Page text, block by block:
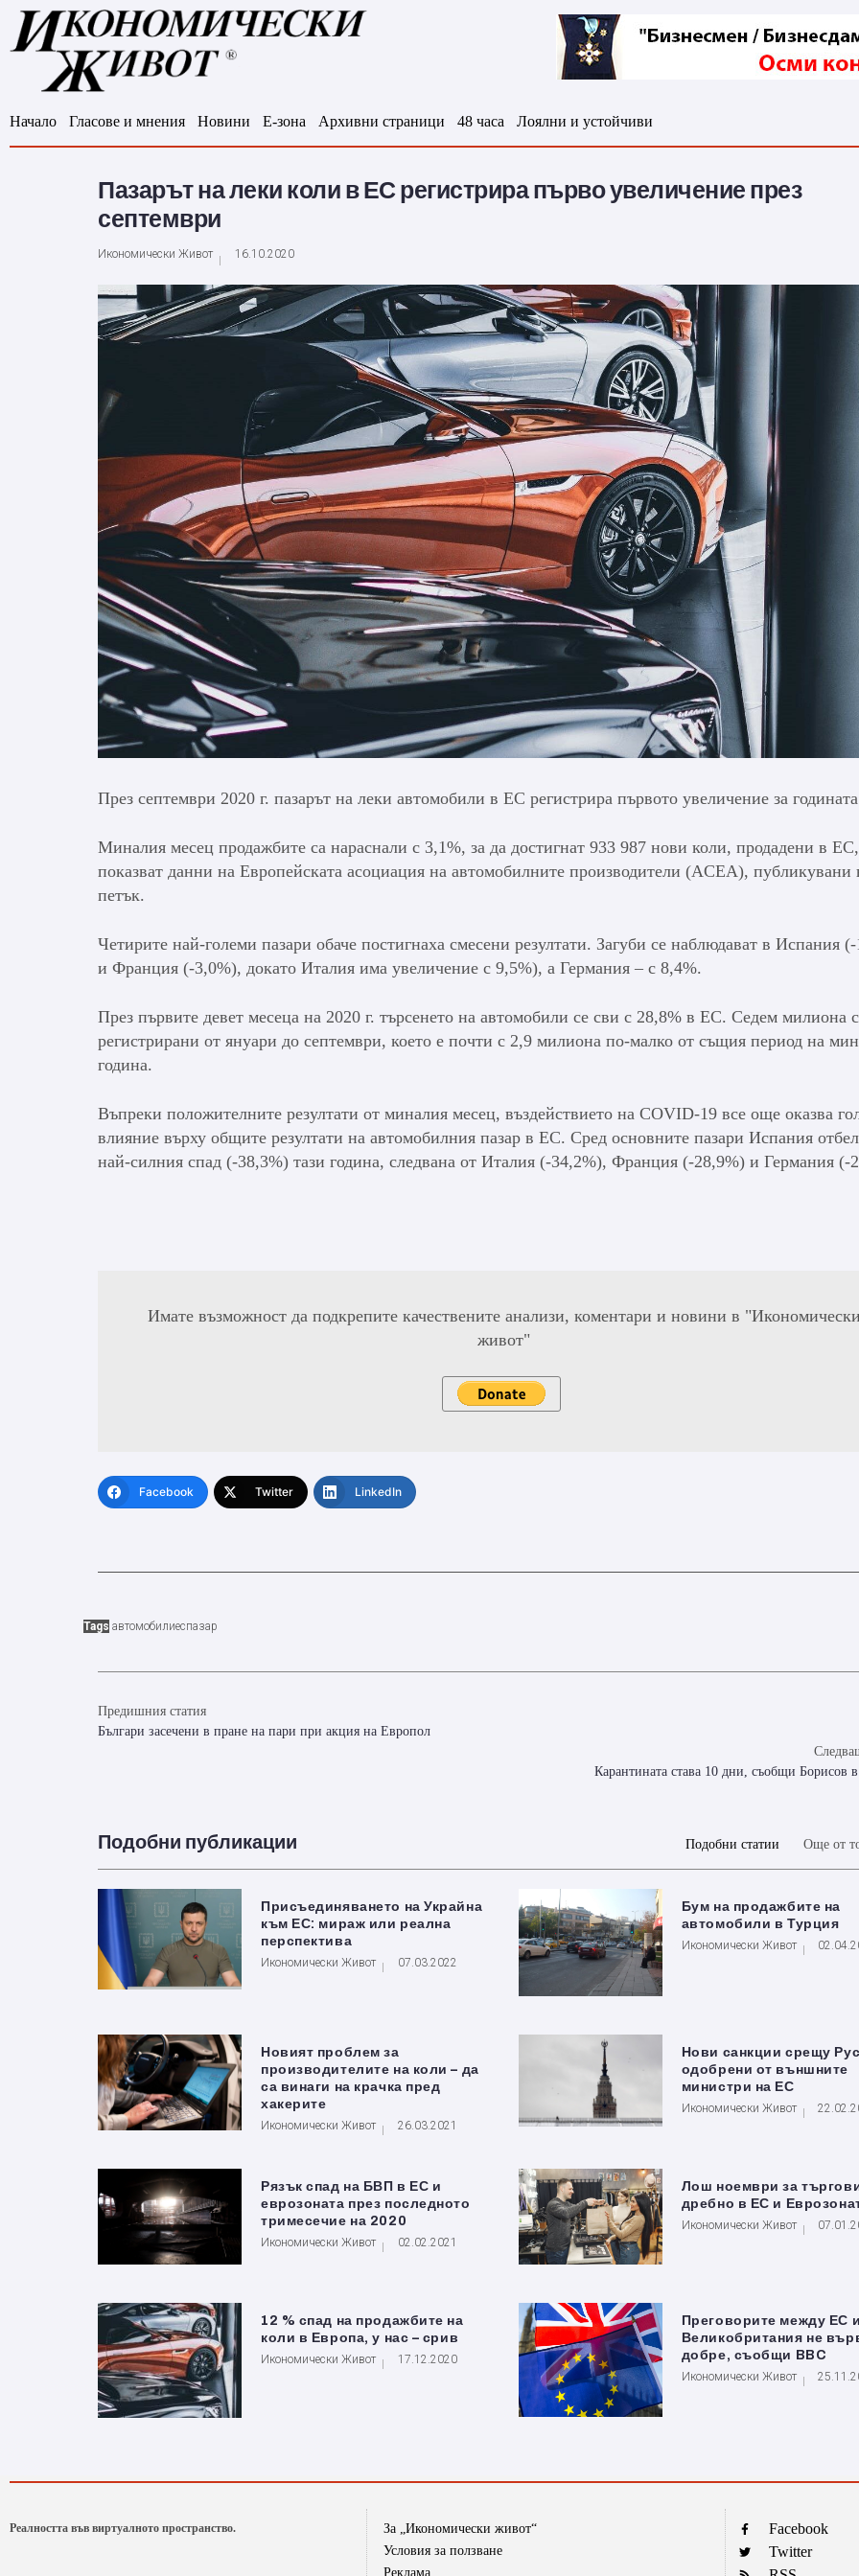
Начало Гласове и мнения Новини Е-зона Архивни страници 48 часа Лоялни и устойчиви
Пазарът на леки коли в ЕС регистрира първо увеличение през
септември
Икономически Живот 16.10.2020
През септември 2020 г. пазарът на леки автомобили в ЕС регистрира първото увеличение за
Миналия месец продажбите са нараснали с 3,1%, за да достигнат 933 987 нови коли, продадени в ЕС,
показват данни на Европейската асоциация на автомобилните производители (ACEA), публикувани
петък.
Четирите най-големи пазари обаче постигнаха смесени резултати. Загуби се наблюдават в Испания
и Франция (-3,0%), докато Италия има увеличение с 9,5%), а Германия – с 8,4%.
През първите девет месеца на 2020 г. търсенето на автомобили се сви с 28,8% в ЕС. Седем милиона
регистрирани от януари до септември, което е почти с 2,9 милиона по-малко от същия период на
година.
Въпреки положителните резултати от миналия месец, въздействието на COVID-19 все още оказва
влияние върху общите резултати на автомобилния пазар в ЕС. Сред основните пазари Испания
най-силния спад (-38,3%) тази година, следвана от Италия (-34,2%), Франция (-28,9%) и Германия (-
Имате възможност да подкрепите качествените анализи, коментари и новини в
живот"
Facebook Twitter LinkedIn
Tags автомобилиеспазар
Предишния статия
Българи засечени в пране на пари при акция на Европол
Карантината става 10 дни, съобщи Борисов
Подобни публикации Подобни статии Още от
Присъединяването на Украйна
към ЕС: мираж или реална
перспектива
Икономически Живот 07.03.2022
Бум на продажбите на
автомобили в Турция
Икономически Живот
Новият проблем за
производителите на коли – да
са винаги на крачка пред
хакерите
Икономически Живот 26.03.2021
Нови санкции срещу
одобрени от външните
министри на ЕС
Икономически Живот
Рязък спад на БВП в ЕС и
еврозоната през последното
тримесечие на 2020
Икономически Живот 02.02.2021
Лош ноември за
дребно в ЕС и
Икономически Живот
12 % спад на продажбите на
коли в Европа, у нас – срив
Икономически Живот 17.12.2020
Преговорите между ЕС
Великобритания не
добре, съобщи BBC
Икономически Живот
Реалността във виртуалното пространство.
За „Икономически живот“
Условия за ползване
Реклама
Facebook
Twitter